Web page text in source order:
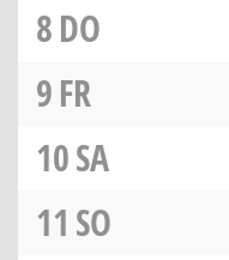
8DO
9FR
10SA
11 SO